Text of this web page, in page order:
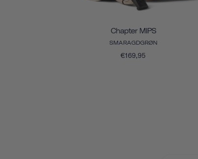
Chapter MIPS
SMARAGDGRØN
€169,95